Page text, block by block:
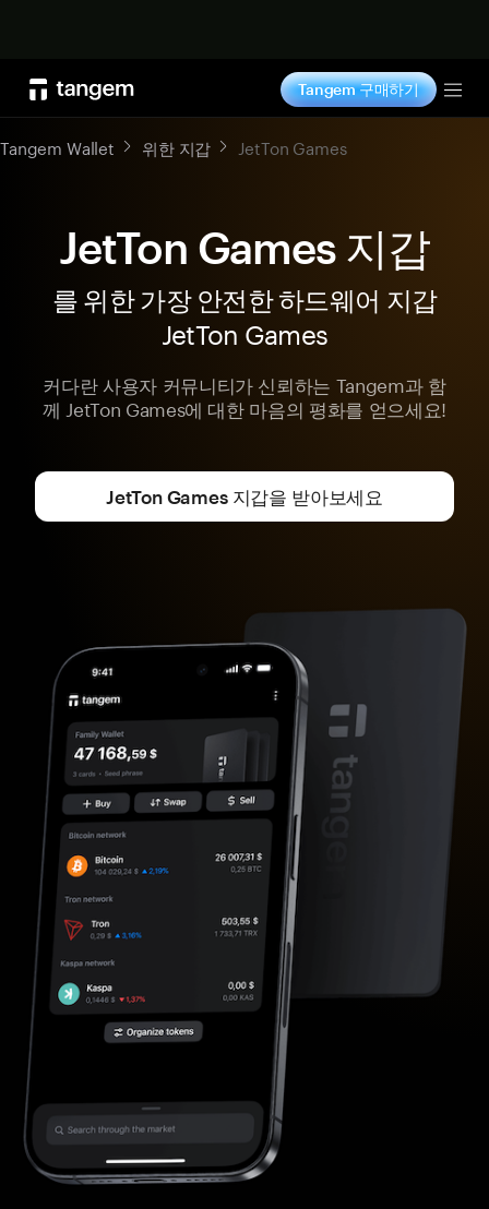
Tangem 구매하기
Tangem Wallet 위한 지갑 JetTon Games
JetTon Games 지갑
를 위한 가장 안전한 하드웨어 지갑
JetTon Games
커다란 사용자 커뮤니티가 신뢰하는 Tangem과 함
께 JetTon Games에 대한 마음의 평화를 얻으세요!
JetTon Games 지갑을 받아보세요